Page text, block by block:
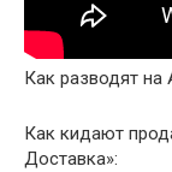
Как разводят
Как кидают
Доставка»: